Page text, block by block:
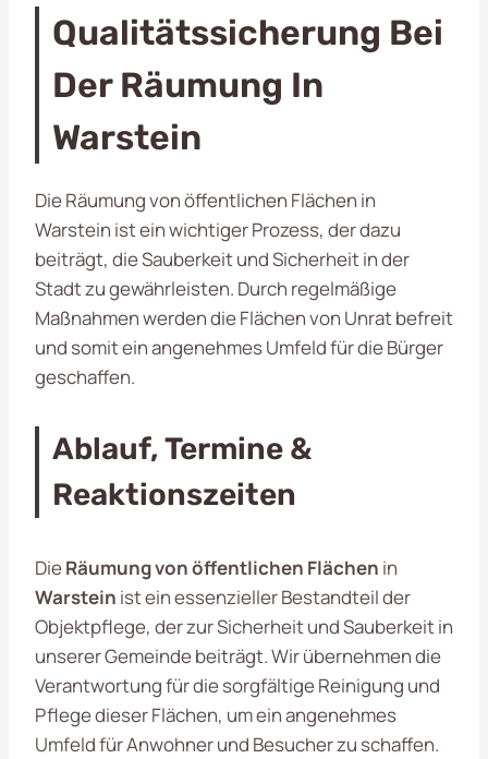
Qualitätssicherung Bei
Der Räumung In
Warstein
Die Räumung von öffentlichen Flächen in
Warstein ist ein wichtiger Prozess, der dazu
beiträgt, die Sauberkeit und Sicherheit in der
Stadt zu gewährleisten. Durch regelmäßige
Maßnahmen werden die Flächen von Unrat befreit
und somit ein angenehmes Umfeld für die Bürger
geschaffen.
Ablauf, Termine &
Reaktionszeiten
DieRäumung von öffentlichen Flächen in
Warstein ist ein essenzieller Bestandteil der
Objektpflege, der zur Sicherheit und Sauberkeit in
unserer Gemeinde beiträgt. Wir übernehmen die
Verantwortung für die sorgfältige Reinigung und
Pflege dieser Flächen, um ein angenehmes
Umfeld für Anwohner und Besucher zu schaffen.